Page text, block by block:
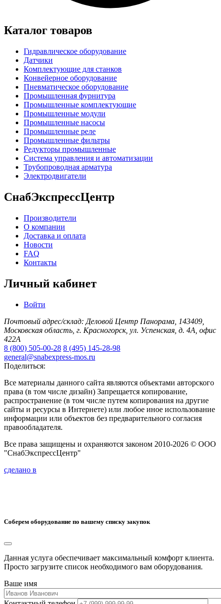
Каталог товаров
Гидравлическое оборудование
Датчики
Комплектующие для станков
Конвейерное оборудование
Пневматическое оборудование
Промышленная фурнитура
Промышленные комплектующие
Промышленные модули
Промышленные насосы
Промышленные реле
Промышленные фильтры
Редукторы промышленные
Система управления и автоматизации
Трубопроводная арматура
Электродвигатели
СнабЭкспрессЦентр
Производители
О компании
Доставка и оплата
Новости
FAQ
Контакты
Личный кабинет
Войти
Почтовый адрес/склад: Деловой Центр Панорама, 143409,
Московская область, г. Красногорск, ул. Успенская, д. 4А, офис
422А
8 (800) 505-00-28 8 (495) 145-28-98
general@snabexpress-mos.ru
Поделиться:
Все материалы данного сайта являются объектами авторского
права (в том числе дизайн) Запрещается копирование,
распространение (в том числе путем копирования на другие
сайты и ресурсы в Интернете) или любое иное использование
информации или объектов без предварительного согласия
правообладателя.
Все права защищены и охраняются законом 2010-2026 © ООО
"СнабЭкспрессЦентр"
сделано в
Соберем оборудование по вашему списку закупок
Данная услуга обеспечивает максимальный комфорт клиента.
Просто загрузите список необходимого вам оборудования.
Ваше имя